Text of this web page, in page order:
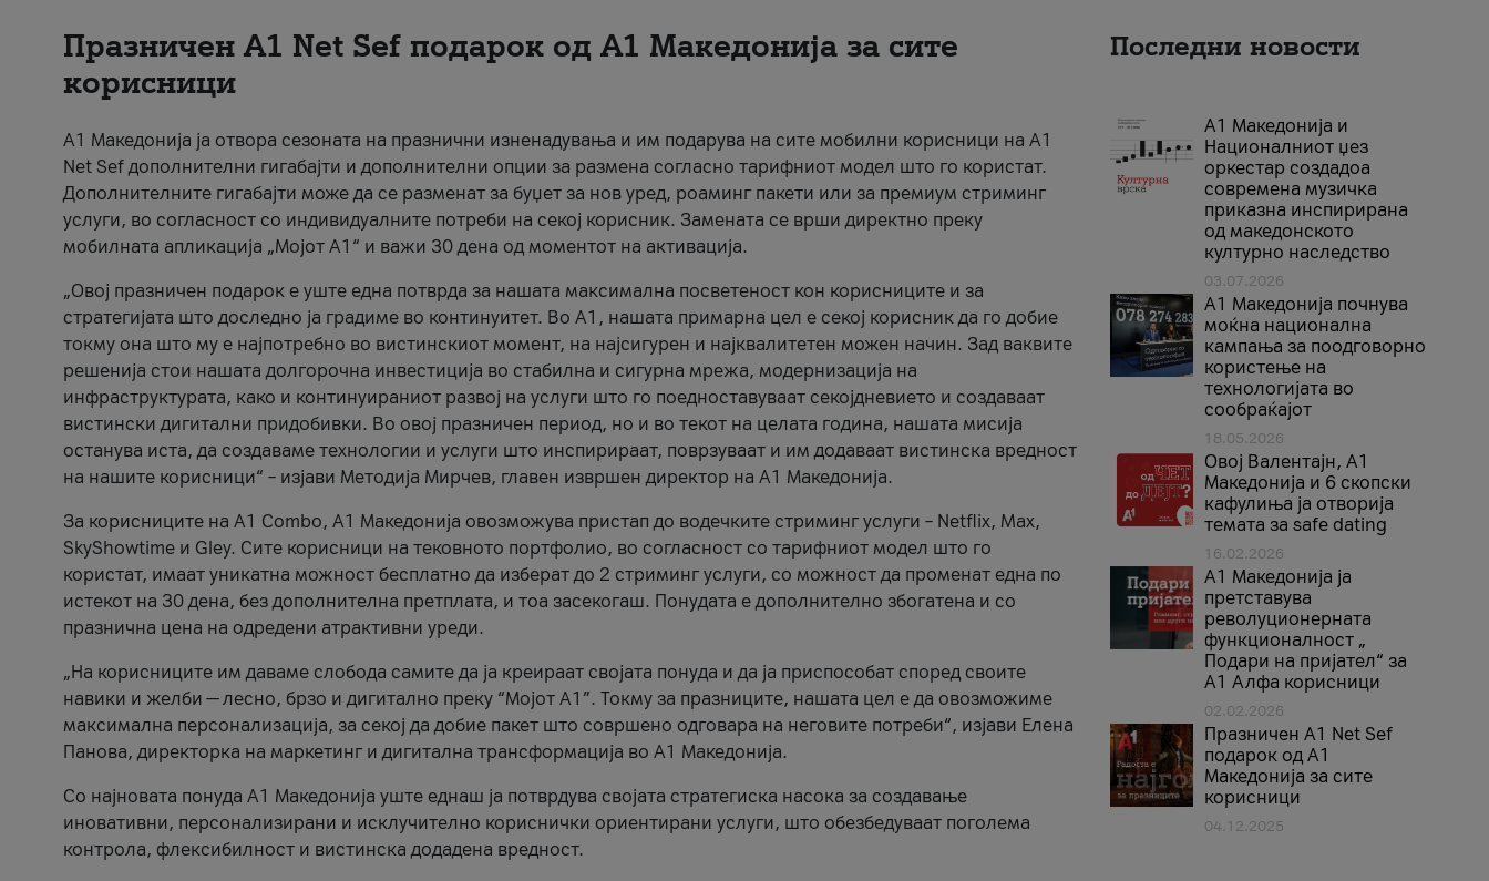
Празничен A1 Net Sеf подарок од А1 Македонија за сите
корисници
А1 Македонија ја отвора сезоната на празнични изненадувања и им подарува на сите мобилни корисници на A1
Net Sef дополнителни гигабајти и дополнителни опции за размена согласно тарифниот модел што го користат.
Дополнителните гигабајти може да се разменат за буџет за нов уред, роаминг пакети или за премиум стриминг
услуги, во согласност со индивидуалните потреби на секој корисник. Замената се врши директно преку
мобилната апликација „Мојот А1“ и важи 30 дена од моментот на активација.
„Овој празничен подарок е уште една потврда за нашата максимална посветеност кон корисниците и за
стратегијата што доследно ја градиме во континуитет. Во А1, нашата примарна цел е секој корисник да го добие
токму она што му е најпотребно во вистинскиот момент, на најсигурен и најквалитетен можен начин. Зад ваквите
решенија стои нашата долгорочна инвестиција во стабилна и сигурна мрежа, модернизација на
инфраструктурата, како и континуираниот развој на услуги што го поедноставуваат секојдневието и создаваат
вистински дигитални придобивки. Во овој празничен период, но и во текот на целата година, нашата мисија
останува иста, да создаваме технологии и услуги што инспирираат, поврзуваат и им додаваат вистинска вредност
на нашите корисници“ – изјави Методија Мирчев, главен извршен директор на А1 Македонија.
За корисниците на A1 Combo, А1 Македонија овозможува пристап до водечките стриминг услуги – Netflix, Max,
SkyShowtime и Gley. Сите корисници на тековното портфолио, во согласност со тарифниот модел што го
користат, имаат уникатна можност бесплатно да изберат до 2 стриминг услуги, со можност да променат една по
истекот на 30 дена, без дополнителна претплата, и тоа засекогаш. Понудата е дополнително збогатена и со
празнична цена на одредени атрактивни уреди.
„На корисниците им даваме слобода самите да ја креираат својата понуда и да ја приспособат според своите
навики и желби — лесно, брзо и дигитално преку “Мојот А1”. Токму за празниците, нашата цел е да овозможиме
максимална персонализација, за секој да добие пакет што совршено одговара на неговите потреби“, изјави Елена
Панова, директорка на маркетинг и дигитална трансформација во А1 Македонија.
Со најновата понуда А1 Македонија уште еднаш ја потврдува својата стратегиска насока за создавање
иновативни, персонализирани и исклучително кориснички ориентирани услуги, што обезбедуваат поголема
контрола, флексибилност и вистинска додадена вредност.
Последни новости
А1 Македонија и
Националниот џез
оркестар создадоа
современа музичка
приказна инспирирана
од македонското
културно наследство
03.07.2026
A1 Македонија почнува
моќна национална
кампања за поодговорно
користење на
технологијата во
сообраќајот
18.05.2026
Овој Валентајн, A1
Македонија и 6 скопски
кафулиња ја отворија
темата за safe dating
16.02.2026
А1 Македонија ја
претставува
револуционерната
функционалност „
Подари на пријател“ за
А1 Алфа корисници
02.02.2026
Празничен A1 Net Sеf
подарок од А1
Македонија за сите
корисници
04.12.2025